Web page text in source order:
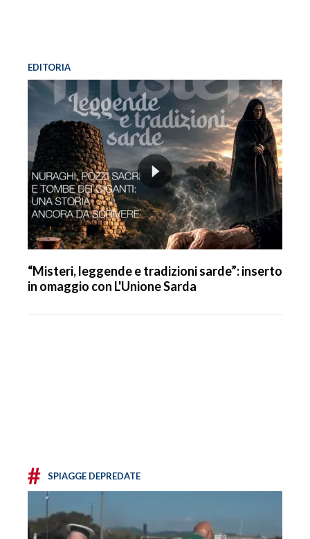
EDITORIA
“Misteri, leggende e tradizioni sarde”: inserto
in omaggio con L'Unione Sarda
# SPIAGGE DEPREDATE